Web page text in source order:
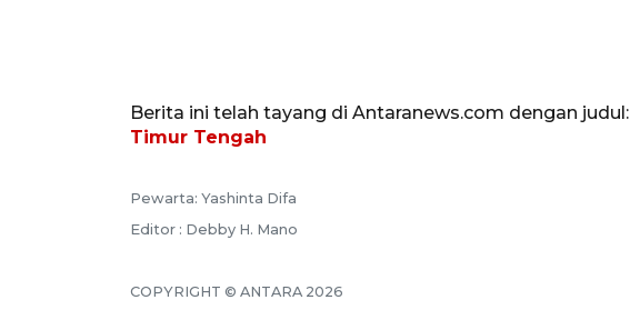
Berita ini telah tayang di Antaranews.com dengan judul:
Timur Tengah
Pewarta: Yashinta Difa
Editor : Debby H. Mano
COPYRIGHT © ANTARA 2026